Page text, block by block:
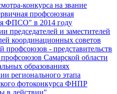
конкурса на звание
профсоюзная
ФПСО" в 2014 году
председателей и заместителей
координационных советов
профсоюзов - представительств
Самарской области
образованиях
регионального этапа
фотоконкурса ФНПР
в действии"